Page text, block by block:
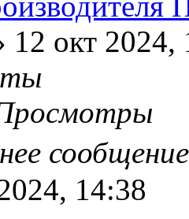
12 окт 2024,
14:38